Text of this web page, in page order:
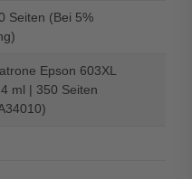
Seiten (Bei 5%
Epson 603XL
ml | 350 Seiten